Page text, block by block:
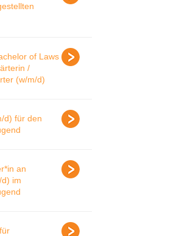
of Laws
/
(w/m/d)
d) für den
an
im